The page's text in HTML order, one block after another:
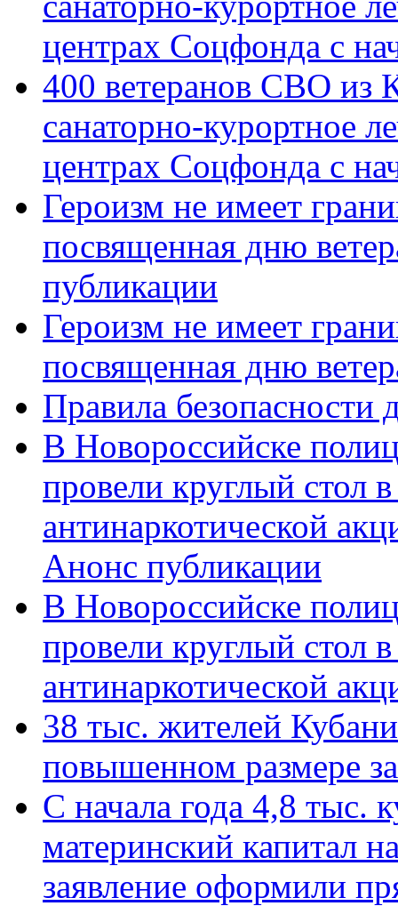
центрах Соцфонда с
400 ветеранов СВО из
санаторно-курортное
центрах Соцфонда с
Героизм не имеет
посвященная дню
публикации
Героизм не имеет
посвященная дню
Правила безопасности
В Новороссийске
провели круглый стол
антинаркотической
Анонс публикации
В Новороссийске
провели круглый стол
антинаркотической
38 тыс. жителей
повышенном размере
С начала года 4,8 тыс.
материнский капитал
заявление оформили